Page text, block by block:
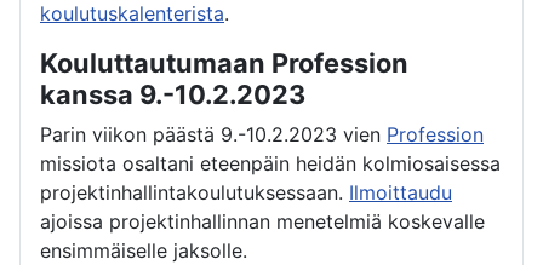
koulutuskalenterista.
Kouluttautumaan Profession
kanssa 9.-10.2.2023
Parin viikon päästä 9.-10.2.2023 vien Profession
missiota osaltani eteenpäin heidän kolmiosaisessa
projektinhallintakoulutuksessaan. Ilmoittaudu
ajoissa projektinhallinnan menetelmiä koskevalle
ensimmäiselle jaksolle.